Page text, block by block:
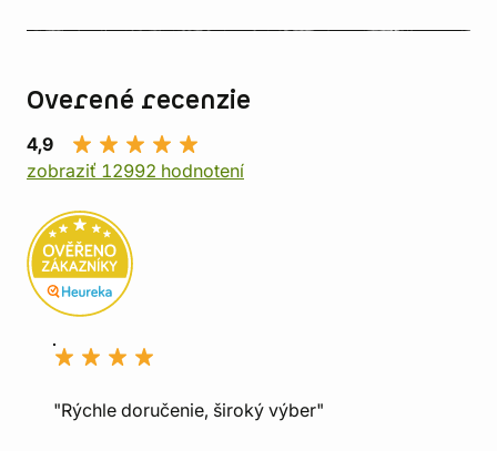
Overené recenzie
4,9
zobraziť 12992 hodnotení
"Rýchle doručenie, široký výber"